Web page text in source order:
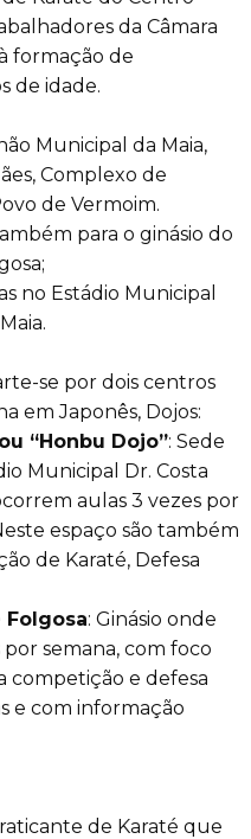
da Câmara
formação de
de idade.
Municipal da Maia,
Complexo de
de Vermoim.
para o ginásio do
no Estádio Municipal
se por dois centros
em Japonês, Dojos:
“Honbu Dojo”: Sede
Municipal Dr. Costa
aulas 3 vezes por
espaço são também
de Karaté, Defesa
Folgosa: Ginásio onde
por semana, com foco
competição e defesa
e com informação
de Karaté que